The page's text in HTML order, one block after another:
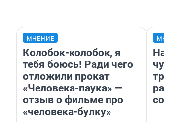
МНЕНИЕ
Колобок-колобок, я
тебя боюсь! Ради чего
отложили прокат
«Человека-паука» —
отзыв о фильме про
«человека-булку»